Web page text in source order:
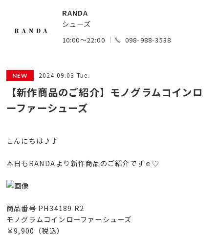
RANDA
シューズ
10:00～22:00 098-988-3538
2024.09.03 Tue.
【新作商品のご紹介】モノグラムコインロ
ーファーシューズ
こんにちは♪♪
本日もRANDAより新作商品のご紹介です☺️♡
商品番号 PH34189 R2
モノグラムコインローファーシューズ
￥9,900（税込）